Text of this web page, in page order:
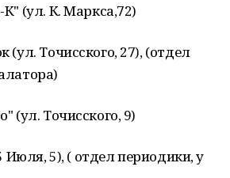
(ул. К. Маркса,72)
(ул. Точисского, 27), (отдел
(ул. Точисского, 9)
Июля, 5), ( отдел периодики, у